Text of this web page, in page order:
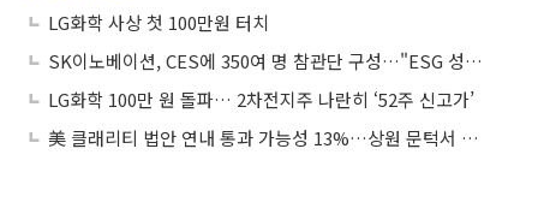
LG화학 사상 첫 100만원 터치
SK이노베이션, CES에 350여 명 참관단 구성…"ESG 성장 답 찾는다"
LG화학 100만 원 돌파… 2차전지주 나란히 ‘52주 신고가’
美 클래리티 법안 연내 통과 가능성 13%…상원 문턱서 제동